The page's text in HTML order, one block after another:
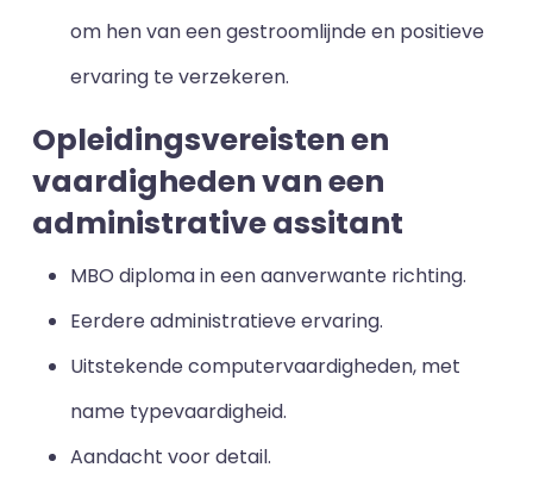
om hen van een gestroomlijnde en positieve
ervaring te verzekeren.
Opleidingsvereisten en
vaardigheden van een
administrative assitant
MBO diploma in een aanverwante richting.
Eerdere administratieve ervaring.
Uitstekende computervaardigheden, met
name typevaardigheid.
Aandacht voor detail.